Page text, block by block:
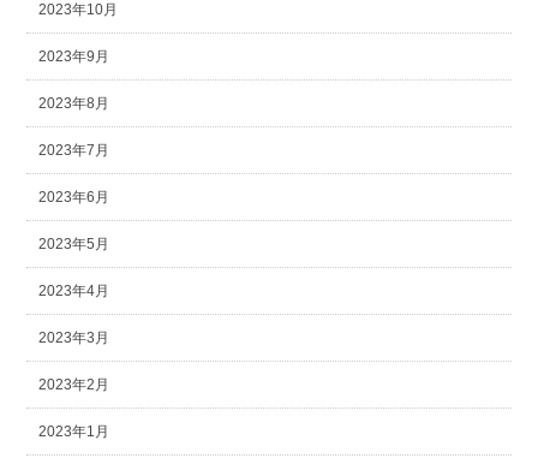
2023年10月
2023年9月
2023年8月
2023年7月
2023年6月
2023年5月
2023年4月
2023年3月
2023年2月
2023年1月